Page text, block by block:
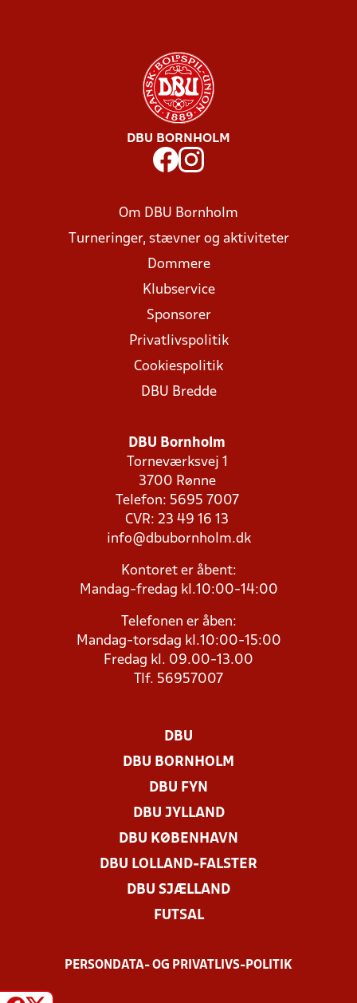
DBU BORNHOLM
Om DBU Bornholm
Turneringer, stævner og aktiviteter
Dommere
Klubservice
Sponsorer
Privatlivspolitik
Cookiespolitik
DBU Bredde
DBU Bornholm
Torneværksvej 1
3700 Rønne
Telefon: 5695 7007
CVR: 23 49 16 13
info@dbubornholm.dk
Kontoret er åbent:
Mandag-fredag kl.10:00-14:00
Telefonen er åben:
Mandag-torsdag kl.10:00-15:00
Fredag kl. 09.00-13.00
Tlf. 56957007
DBU
DBU BORNHOLM
DBU FYN
DBU JYLLAND
DBU KØBENHAVN
DBU LOLLAND-FALSTER
DBU SJÆLLAND
FUTSAL
PERSONDATA- OG PRIVATLIVS-POLITIK